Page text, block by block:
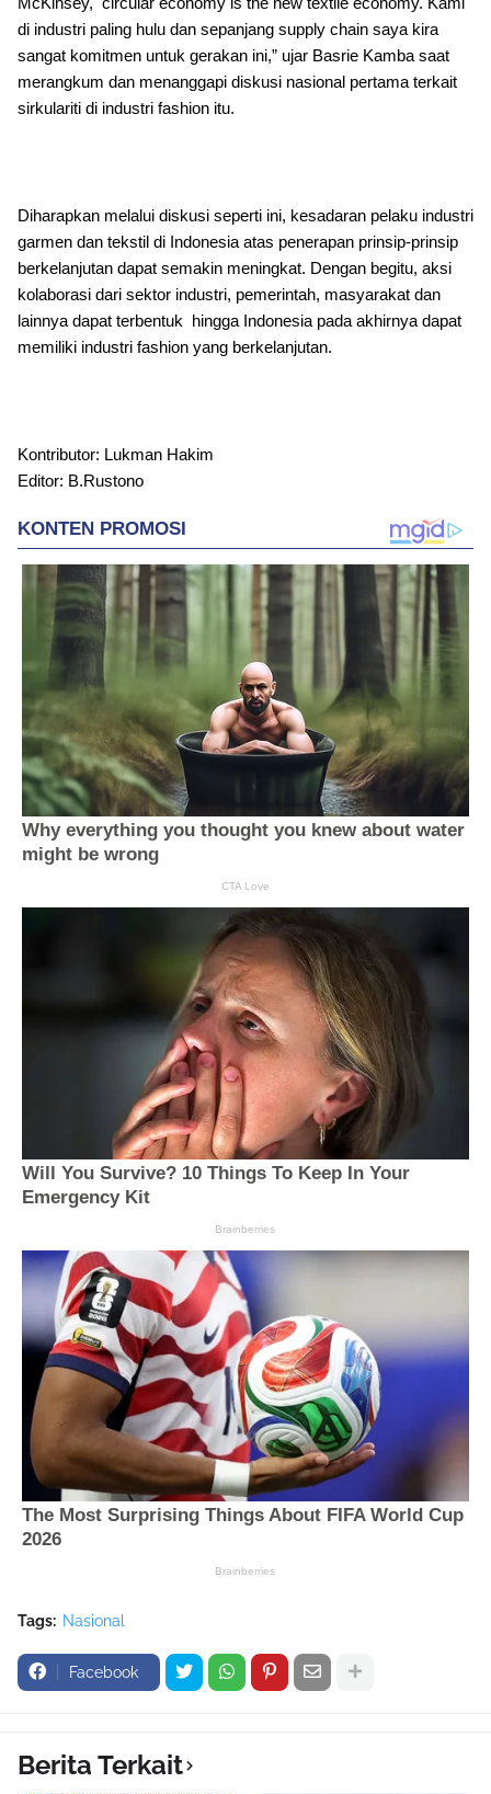
di industri paling hulu dan sepanjang supply chain saya kira
sangat komitmen untuk gerakan ini,” ujar Basrie Kamba saat
merangkum dan menanggapi diskusi nasional pertama terkait
sirkulariti di industri fashion itu.
Diharapkan melalui diskusi seperti ini, kesadaran pelaku industri
garmen dan tekstil di Indonesia atas penerapan prinsip-prinsip
berkelanjutan dapat semakin meningkat. Dengan begitu, aksi
kolaborasi dari sektor industri, pemerintah, masyarakat dan
lainnya dapat terbentuk hingga Indonesia pada akhirnya dapat
memiliki industri fashion yang berkelanjutan.
Kontributor: Lukman Hakim
Editor: B.Rustono
Tags: Nasional
Facebook
Berita Terkait